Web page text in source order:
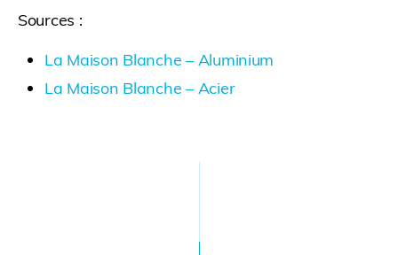
Sources :
La Maison Blanche – Aluminium
La Maison Blanche – Acier